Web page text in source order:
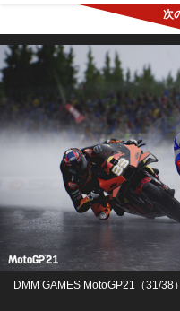
DMM GAMES MotoGP21（31/38）